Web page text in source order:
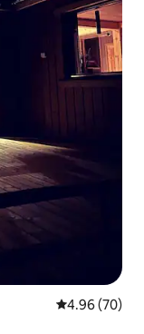
レビュー70
4.96 (70)